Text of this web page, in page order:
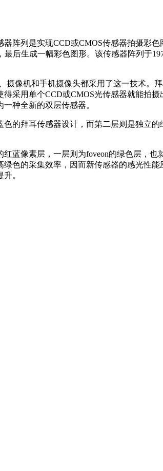
阵列是实现CCD或CMOS传感器拍摄彩
后生成一幅彩色图形。该传感器阵列于
摄像机和手机摄像头都采用了这一技术。
采用单个CCD或CMOS光传感器就能拍摄
种全新的双层传感器。
的拜耳传感器设计，而第二层则是独立的
蓝像素层，一层则为foveon的绿色层，也
色的采集效率，因而新传感器的感光性能
。